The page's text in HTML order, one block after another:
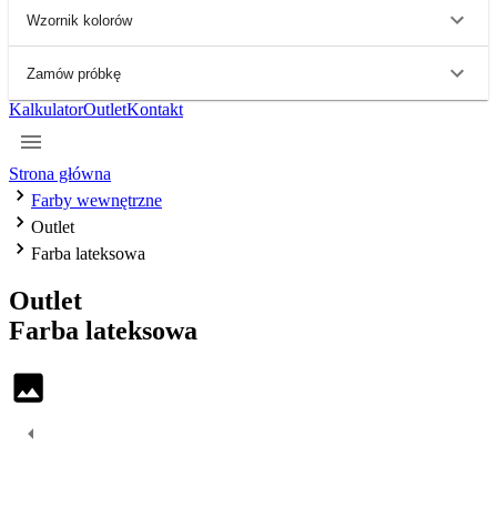
Wzornik kolorów
Zamów próbkę
KalkulatorOutletKontakt
Strona główna
Farby wewnętrzne
Outlet
Farba lateksowa
Outlet
Farba lateksowa